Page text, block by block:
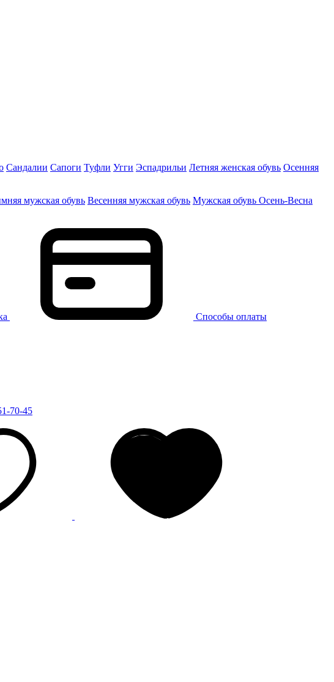
Сандалии Сапоги Туфли Угги Эспадрильи Летняя женская обувь Осенняя
мужская обувь Весенняя мужская обувь Мужская обувь Осень-Весна
Способы оплаты
70-45